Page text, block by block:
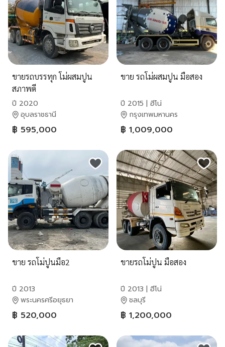
ขายรถบรรทุก โม่ผสมปูน
สภาพดี
ปี 2020
อุบลราชธานี
฿ 595,000
ขาย รถโม่ผสมปูน มือสอง
ปี 2015 | ฮีโน่
กรุงเทพมหานคร
฿ 1,009,000
ขาย รถโม่ปูนมือ2
ปี 2013
พระนครศรีอยุธยา
฿ 520,000
ขายรถโม่ปูน มือสอง
ปี 2013 | ฮีโน่
ชลบุรี
฿ 1,200,000